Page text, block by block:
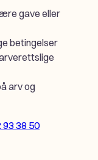
gave eller
betingelser
arv og
93 38 50